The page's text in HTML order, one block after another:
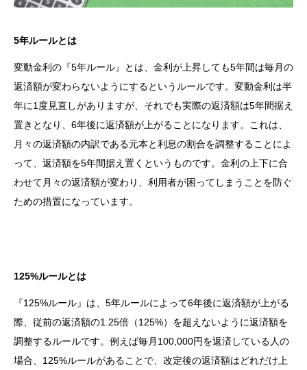
5年ルールとは
変動金利の『5年ルール』とは、金利が上昇しても5年間は毎月の
返済額が変わらないようにするというルールです。変動金利は半
年に1度見直しがありますが、それでも実際の返済額は5年間据え
置きとなり、6年後に返済額が上がることになります。これは、
月々の返済額の内訳である元本と利息の割合を調整することによ
って、返済額を5年間据え置くというものです。金利の上下に合
わせて月々の返済額が変わり、利用者が困ってしまうことを防ぐ
ための措置になっています。
125%ルールとは
『125%ルール』は、5年ルールによって6年後に返済額が上がる
際、従前の返済額の1.25倍（125%）を超えないように返済額を
調整するルールです。例えば毎月100,000円を返済している人の
場合、125%ルールがあることで、改定後の返済額はどれだけ上